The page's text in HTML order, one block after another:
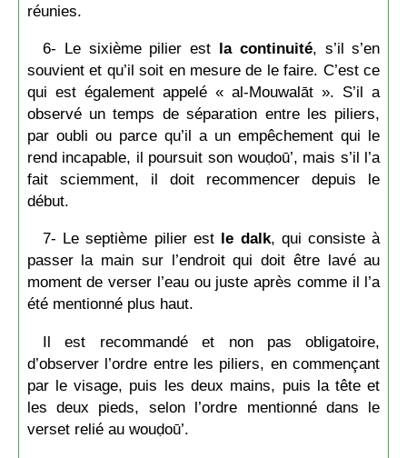
réunies.
6- Le sixième pilier est la continuité, s’il s’en
souvient et qu’il soit en mesure de le faire. C’est ce
qui est également appelé « al-Mouwalāt ». S’il a
observé un temps de séparation entre les piliers,
par oubli ou parce qu’il a un empêchement qui le
rend incapable, il poursuit son wouḍoū’, mais s’il l’a
fait sciemment, il doit recommencer depuis le
début.
7- Le septième pilier est le dalk, qui consiste à
passer la main sur l’endroit qui doit être lavé au
moment de verser l’eau ou juste après comme il l’a
été mentionné plus haut.
Il est recommandé et non pas obligatoire,
d’observer l’ordre entre les piliers, en commençant
par le visage, puis les deux mains, puis la tête et
les deux pieds, selon l’ordre mentionné dans le
verset relié au wouḍoū’.